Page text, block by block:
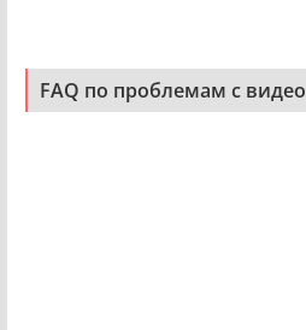
FAQ по проблемам с видео